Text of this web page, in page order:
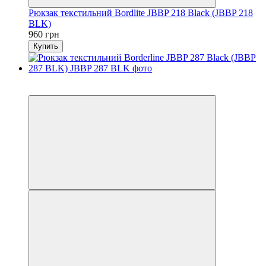
Рюкзак текстильний Bordlite JBBP 218 Black (JBBP 218
BLK)
960 грн
Купить